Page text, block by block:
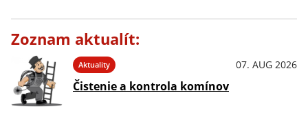
Zoznam aktualít:
Aktuality 07. AUG 2026
Čistenie a kontrola komínov